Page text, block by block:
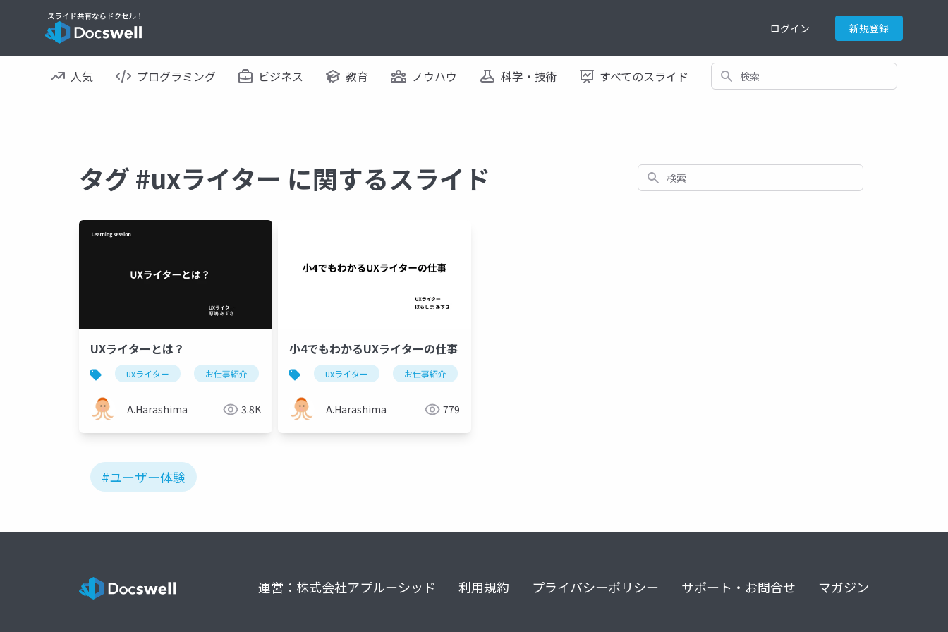
ログイン 新規登録
人気 プログラミング ビジネス 教育 ノウハウ 科学・技術 すべてのスライド 検索
タグ #uxライター に関するスライド 検索
UXライターとは？
uxライター お仕事紹介 ux writer
A.Harashima 3.8K
小4でもわかるUXライターの仕事
uxライター お仕事紹介
A.Harashima 779
#ユーザー体験
運営：株式会社アプルーシッド 利用規約 プライバシーポリシー サポート・お問合せ マガジン